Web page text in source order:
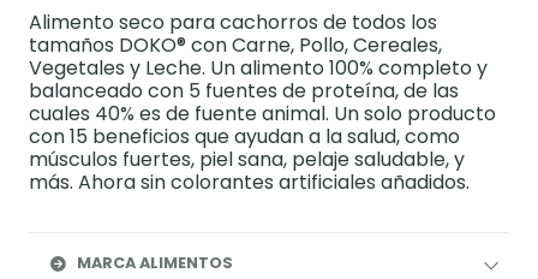
Alimento seco para cachorros de todos los
tamaños DOKO® con Carne, Pollo, Cereales,
Vegetales y Leche. Un alimento 100% completo y
balanceado con 5 fuentes de proteína, de las
cuales 40% es de fuente animal. Un solo producto
con 15 beneficios que ayudan a la salud, como
músculos fuertes, piel sana, pelaje saludable, y
más. Ahora sin colorantes artificiales añadidos.
MARCA ALIMENTOS